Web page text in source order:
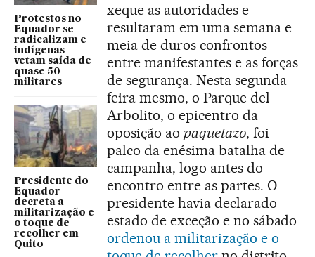
Protestos no
Equador se
radicalizam e
indígenas
vetam saída de
quase 50
militares
Presidente do
Equador
decreta a
militarização e
o toque de
recolher em
Quito
xeque as autoridades e
resultaram em uma semana e
meia de duros confrontos
entre manifestantes e as forças
de segurança. Nesta segunda-
feira mesmo, o Parque del
Arbolito, o epicentro da
oposição ao paquetazo, foi
palco da enésima batalha de
campanha, logo antes do
encontro entre as partes. O
presidente havia declarado
estado de exceção e no sábado
ordenou a militarização e o